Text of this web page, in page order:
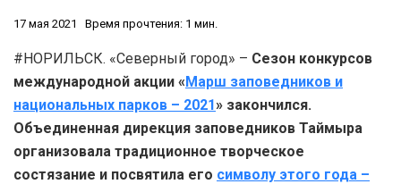
17 мая 2021 Время прочтения: 1 мин.
#НОРИЛЬСК. «Северный город» – Сезон конкурсов
международной акции «Марш заповедников и
национальных парков – 2021» закончился.
Объединенная дирекция заповедников Таймыра
организовала традиционное творческое
состязание и посвятила его символу этого года –